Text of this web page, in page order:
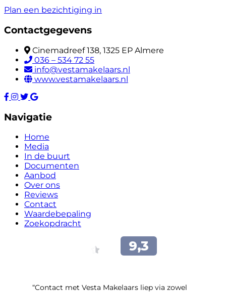
Plan een bezichtiging in
Contactgegevens
Cinemadreef 138, 1325 EP Almere
036 – 534 72 55
info@vestamakelaars.nl
www.vestamakelaars.nl
Navigatie
Home
Media
In de buurt
Documenten
Aanbod
Over ons
Reviews
Contact
Waardebepaling
Zoekopdracht
“Contact met Vesta Makelaars liep via zowel